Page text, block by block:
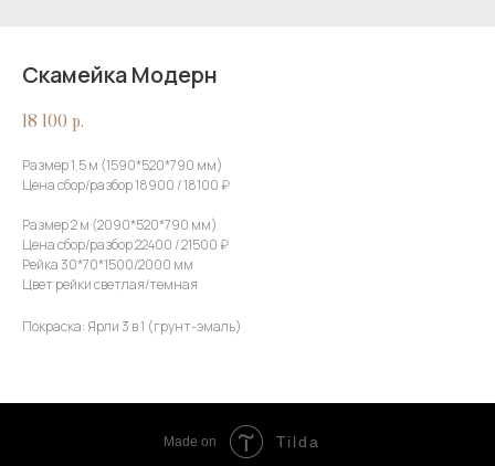
Скамейка Модерн
18 100 р.
Размер 1,5 м (1590*520*790 мм)
Цена сбор/разбор 18900 / 18100 ₽
Размер 2 м (2090*520*790 мм)
Цена сбор/разбор 22400 / 21500 ₽
Рейка 30*70*1500/2000 мм
Цвет рейки светлая/темная
Покраска: Ярли 3 в 1 (грунт-эмаль)
Made on Tilda